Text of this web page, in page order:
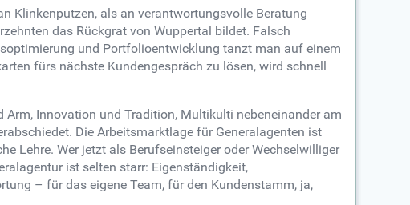
Klinkenputzen, als an verantwortungsvolle Beratung
das Rückgrat von Wuppertal bildet. Falsch
und Portfolioentwicklung tanzt man auf einem
fürs nächste Kundengespräch zu lösen, wird schnell
Arm, Innovation und Tradition, Multikulti nebeneinander am
Die Arbeitsmarktlage für Generalagenten ist
Lehre. Wer jetzt als Berufseinsteiger oder Wechselwilliger
ist selten starr: Eigenständigkeit,
– für das eigene Team, für den Kundenstamm, ja,